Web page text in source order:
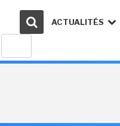
ACTUALITÉS